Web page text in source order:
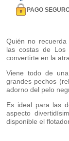
PAGO
Quién no
las costas de Los
convertirte en la
Viene todo de
grandes pechos
adorno del pelo
Es ideal para las
aspecto
disponible el